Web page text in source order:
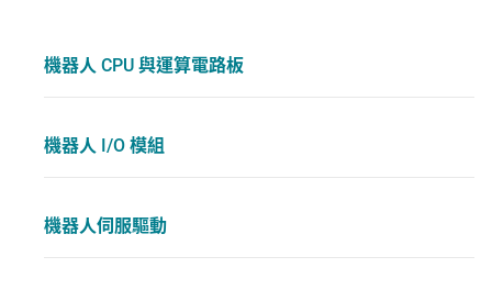
機器人 CPU 與運算電路板
機器人 I/O 模組
機器人伺服驅動